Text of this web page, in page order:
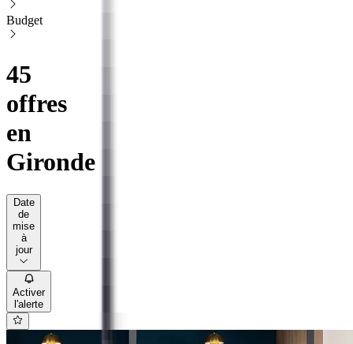
Budget
45
offres
en
Gironde
Date
de
mise
à
jour
Activer
l'alerte